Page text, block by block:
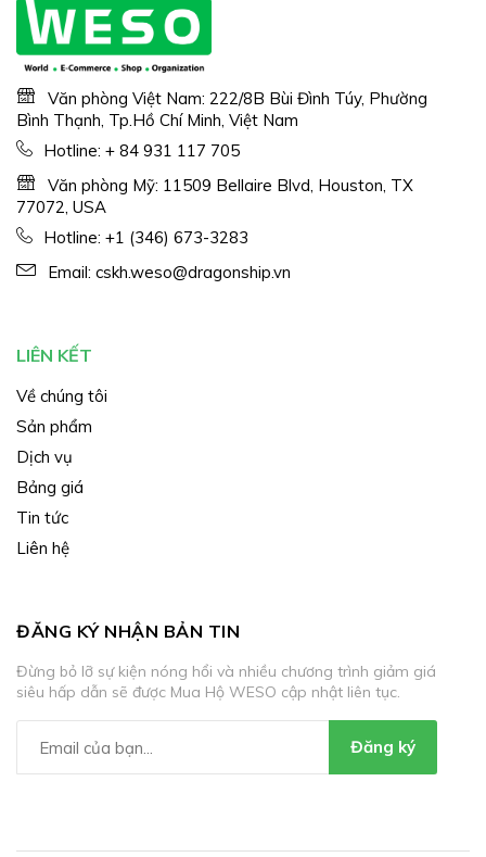
Văn phòng Việt Nam: 222/8B Bùi Đình Túy, Phường
Bình Thạnh, Tp.Hồ Chí Minh, Việt Nam
Hotline: + 84 931 117 705
Văn phòng Mỹ: 11509 Bellaire Blvd, Houston, TX
77072, USA
Hotline: +1 (346) 673-3283
Email: cskh.weso@dragonship.vn
LIÊN KẾT
Về chúng tôi
Sản phẩm
Dịch vụ
Bảng giá
Tin tức
Liên hệ
ĐĂNG KÝ NHẬN BẢN TIN
Đừng bỏ lỡ sự kiện nóng hổi và nhiều chương trình giảm giá
siêu hấp dẫn sẽ được Mua Hộ WESO cập nhật liên tục.
Đăng ký